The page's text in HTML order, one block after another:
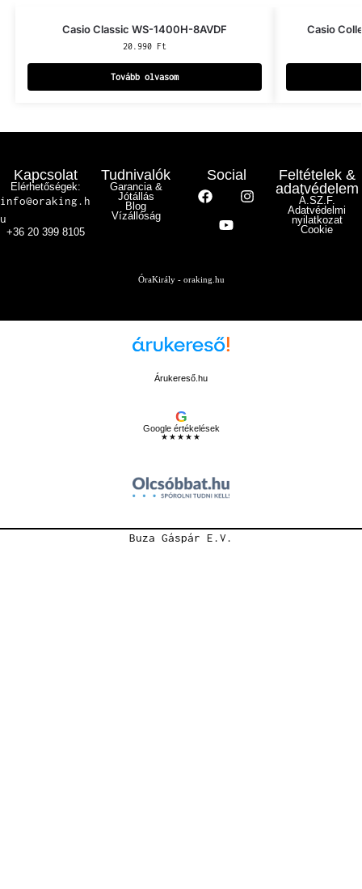
Casio Classic WS-1400H-8AVDF
20.990 Ft
Tovább olvasom
Casio
Kapcsolat
Elérhetőségek:
info@oraking.h
u
+36 20 399 8105
Tudnivalók
Garancia &
Jótállás
Blog
Vízállóság
Social
Feltételek &
adatvédelem
Á.SZ.F.
Adatvédelmi
nyilatkozat
Cookie
ÓraKirály - oraking.hu
Árukereső.hu
G
Google értékelések
★★★★★
Buza Gáspár E.V.